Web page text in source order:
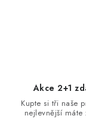
Akce 2+1
Kupte si tři naše
nejlevnější máte